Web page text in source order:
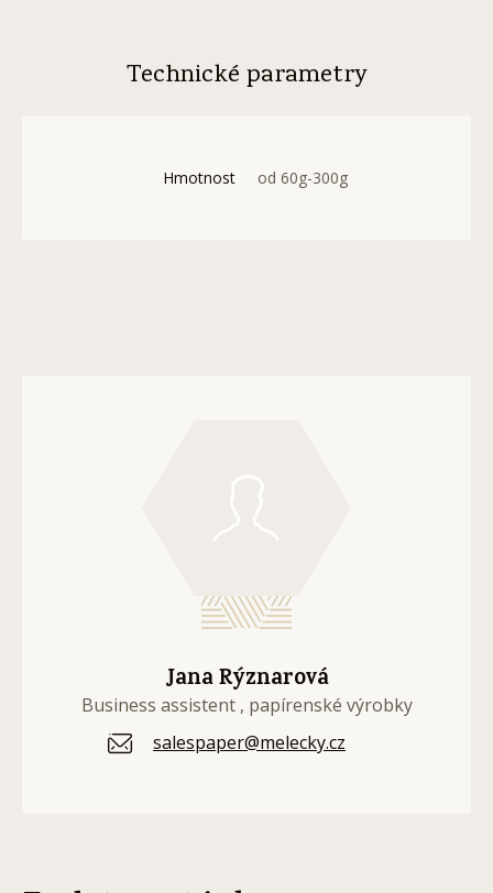
Technické parametry
Hmotnost od 60g-300g
Jana Rýznarová
Business assistent , papírenské výrobky
salespaper@melecky.cz